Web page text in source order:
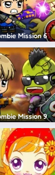
Mission 6
Mission 9